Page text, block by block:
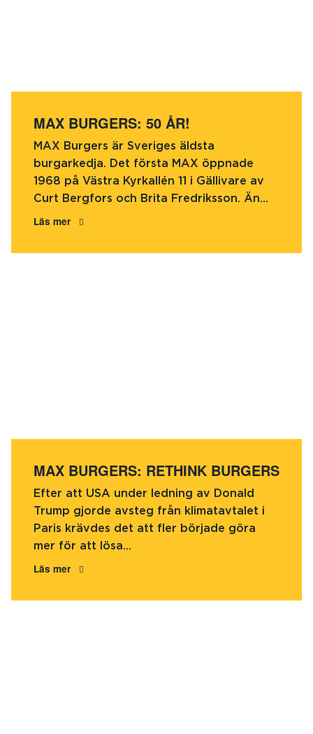
MAX BURGERS: 50 ÅR!
MAX Burgers är Sveriges äldsta
burgarkedja. Det första MAX öppnade
1968 på Västra Kyrkallén 11 i Gällivare av
Curt Bergfors och Brita Fredriksson. Än...
Läs mer
MAX BURGERS: RETHINK BURGERS
Efter att USA under ledning av Donald
Trump gjorde avsteg från klimatavtalet i
Paris krävdes det att fler började göra
mer för att lösa...
Läs mer